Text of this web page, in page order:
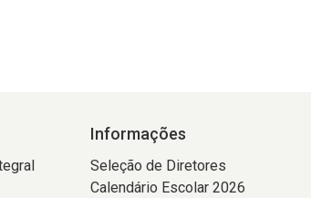
Informações
Seleção de Diretores
Calendário Escolar 2026